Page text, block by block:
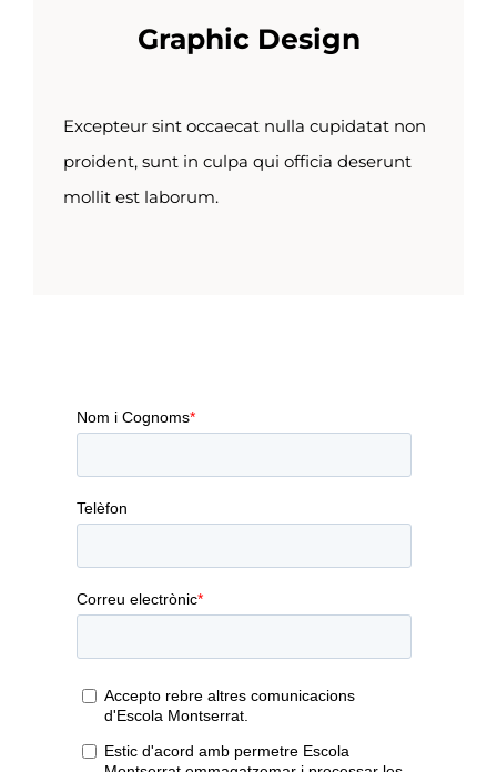
Graphic Design
Excepteur sint occaecat nulla cupidatat non
proident, sunt in culpa qui officia deserunt
mollit est laborum.